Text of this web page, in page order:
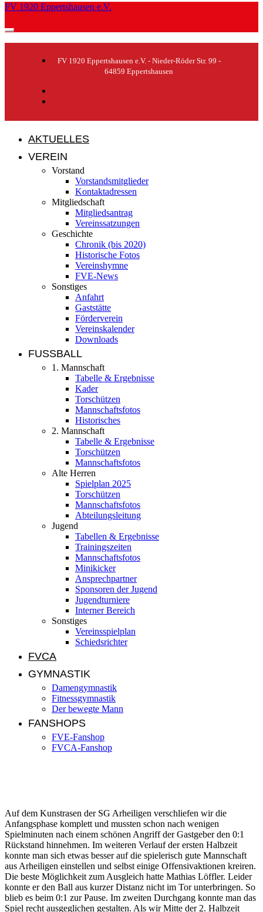
FV 1920 Eppertshausen e.V.
FV 1920 Eppertshausen e.V. - Nieder-Röder Str. 99 -
64859 Eppertshausen
AKTUELLES
VEREIN
Vorstand
Vorstandsmitglieder
Kontaktadressen
Mitgliedschaft
Mitgliedsantrag
Vereinssatzungen
Geschichte
Chronik (bis 2020)
Historische Fotos
Vereinshymne
FVE-News
Sonstiges
Anfahrt
Gaststätte
Förderverein
Vereinskalender
Downloads
FUSSBALL
1. Mannschaft
Tabelle & Ergebnisse
Kader
Torschützen
Mannschaftsfotos
Historisches
2. Mannschaft
Tabelle & Ergebnisse
Torschützen
Mannschaftsfotos
Alte Herren
Spielplan 2025
Torschützen
Mannschaftsfotos
Abteilungsleitung
Jugend
Tabellen & Ergebnisse
Trainingszeiten
Mannschaftsfotos
Minikicker
Ansprechpartner
Sponsoren der Jugend
Jugendturniere
Interner Bereich
Sonstiges
Vereinsspielplan
Schiedsrichter
FVCA
GYMNASTIK
Damengymnastik
Fitnessgymnastik
Der bewegte Mann
FANSHOPS
FVE-Fanshop
FVCA-Fanshop
Auf dem Kunstrasen der SG Arheiligen verschliefen wir die
Anfangsphase komplett und mussten schon nach wenigen
Spielminuten nach einem schönen Angriff der Gastgeber den 0:1
Rückstand hinnehmen. Im weiteren Verlauf der ersten Halbzeit
konnte man sich etwas besser auf die spielerisch gute Mannschaft
aus Arheiligen einstellen und selbst einige Offensivaktionen kreiren.
Die beste Möglichkeit zum Ausgleich hatte Mathias Löffler. Leider
konnte er den Ball aus kurzer Distanz nicht im Tor unterbringen. So
blieb es beim 0:1 zur Pause. Im zweiten Durchgang konnte man das
Spiel recht ausgeglichen gestalten. Als wir Mitte der 2. Halbzeit